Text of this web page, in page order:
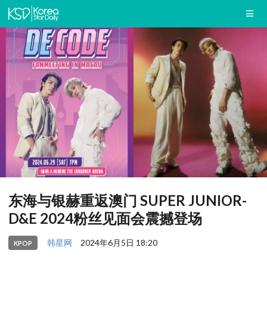
东海与银赫重返澳门 SUPER JUNIOR-
D&E 2024粉丝见面会震撼登场
KPOP 韩星网 2024年6月5日 18:20